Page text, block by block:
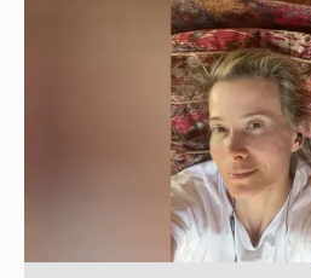
Юлия Высоцкая